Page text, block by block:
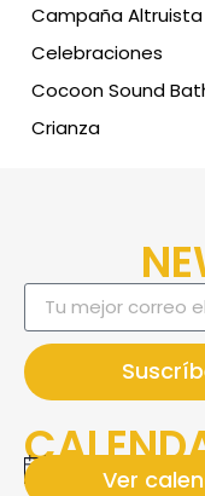
Campaña
Celebraciones
Cocoon Sound
Crianza
Notice No hay ningún
Ver